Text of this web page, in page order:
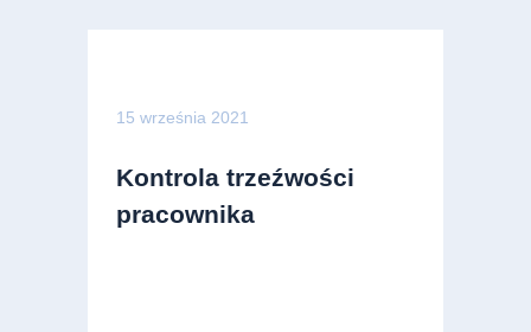
15 września 2021
Kontrola trzeźwości
pracownika